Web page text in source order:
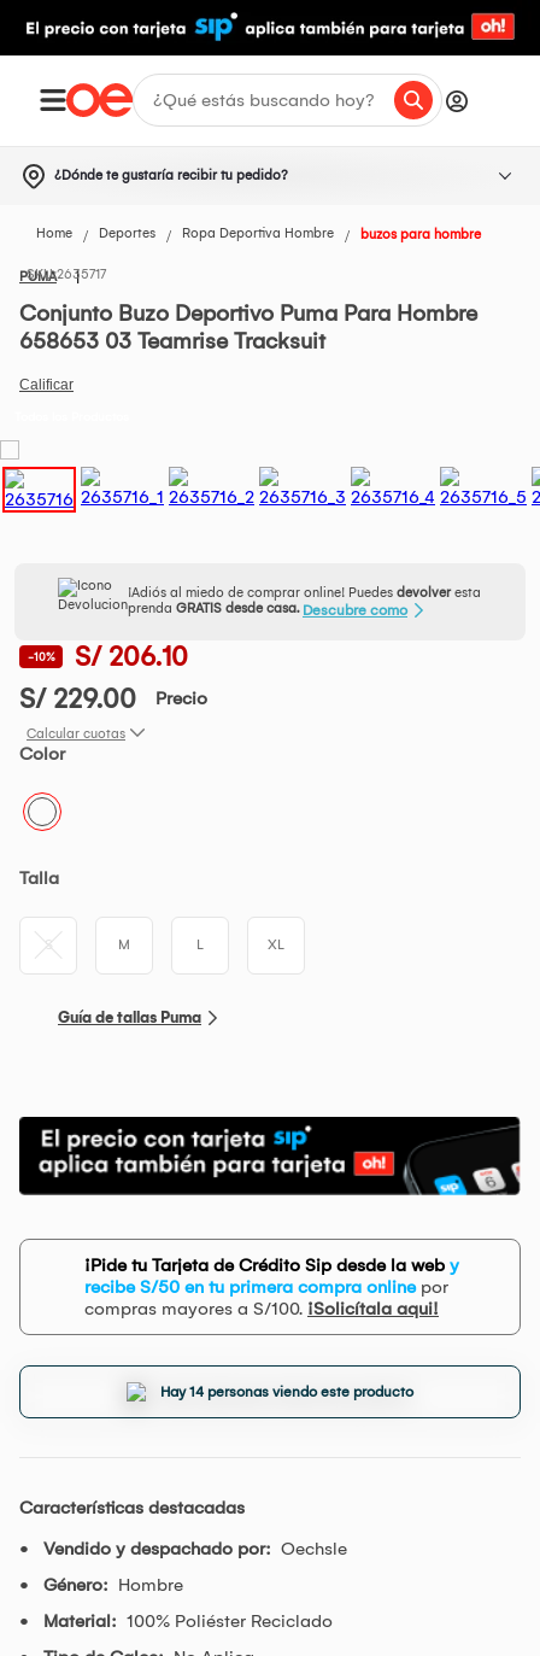
¿Dónde te gustaría recibir tu pedido?
Home Deportes Ropa Deportiva Hombre buzos para hombre
PUMA2635717
Conjunto Buzo Deportivo Puma Para Hombre
658653 03 Teamrise Tracksuit
¡Adiós al miedo de comprar online! Puedes devolveresta
prenda GRATIS desde casa. Descubre como
-10%
S/ 206.10
S/ 229.00
Precio
Calcular cuotas
Color
Talla
S M L XL
Guía de tallas Puma
¡Pide tu Tarjeta de Crédito Sip desde la web y
recibe S/50 en tu primera compra onlinepor
compras mayores a S/100. ¡Solicítala aqui!
Hay 14 personas viendo este producto
Características destacadas
Vendido y despachado por: Oechsle
Género: Hombre
Material: 100% Poliéster Reciclado